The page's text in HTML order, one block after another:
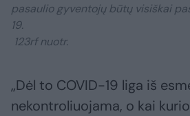
pasaulio gyventojų būtų visiškai
19.
123rf nuotr.
„Dėl to COVID-19 liga iš
nekontroliuojama, o kai